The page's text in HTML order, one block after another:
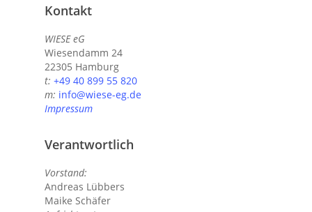
Kontakt
WIESE eG
Wiesendamm 24
22305 Hamburg
t: +49 40 899 55 820
m: info@wiese-eg.de
Impressum
Verantwortlich
Vorstand:
Andreas Lübbers
Maike Schäfer